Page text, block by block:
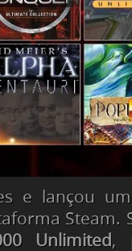
e lançou
Steam.
Unlimited,